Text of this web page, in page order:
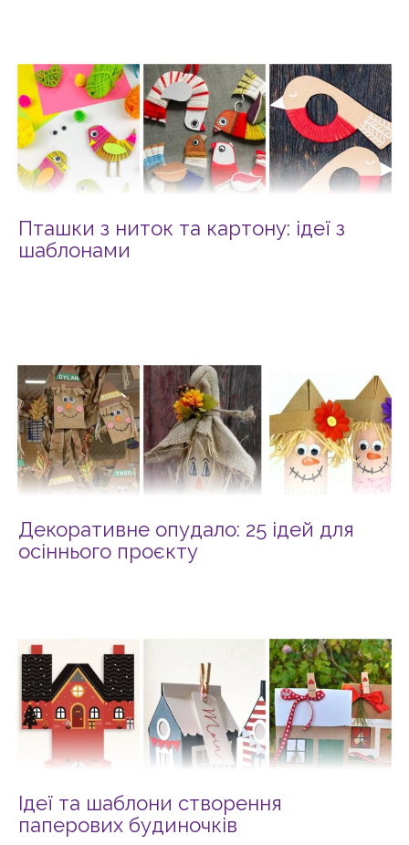
Пташки з ниток та картону: ідеї з
шаблонами
Декоративне опудало: 25 ідей для
осіннього проєкту
Ідеї та шаблони створення
паперових будиночків